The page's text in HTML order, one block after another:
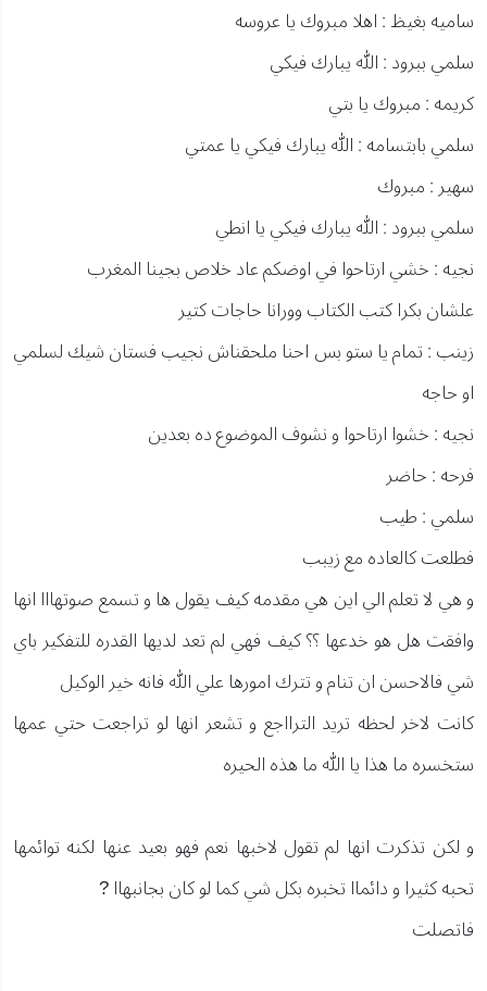
ساميه بغيظ : اهلا مبروك يا عروسه
سلمي ببرود : الله يبارك فيكي
كريمه : مبروك يا بتي
سلمي بابتسامه : الله يبارك فيكي يا عمتي
سهير : مبروك
سلمي ببرود : الله يبارك فيكي يا انطي
نجيه : خشي ارتاحوا في اوضكم عاد خلاص بجينا المغرب
علشان بكرا كتب الكتاب وورانا حاجات كتير
زينب : تمام يا ستو بس احنا ملحقناش نجيب فستان شيك لسلمي
او حاجه
نجيه : خشوا ارتاحوا و نشوف الموضوع ده بعدين
فرحه : حاضر
سلمي : طيب
فطلعت كالعاده مع زيبب
و هي لا تعلم الي اين هي مقدمه كيف يقول ها و تسمع صوتهااا انها
وافقت هل هو خدعها ؟؟ كيف فهي لم تعد لديها القدره للتفكير باي
شي فالاحسن ان تنام و تترك امورها علي الله فانه خير الوكيل
كانت لاخر لحظه تريد الترااجع و تشعر انها لو تراجعت حتي عمها
ستخسره ما هذا يا الله ما هذه الحيره
و لكن تذكرت انها لم تقول لاخبها نعم فهو بعيد عنها لكنه توائمها
تحبه كثيرا و دائماا تخبره بكل شي كما لو كان بجانبهاا ?
فاتصلت